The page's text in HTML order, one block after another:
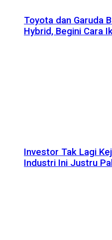
Toyota dan Garuda
Hybrid, Begini Cara
Investor Tak Lagi
Industri Ini Justru